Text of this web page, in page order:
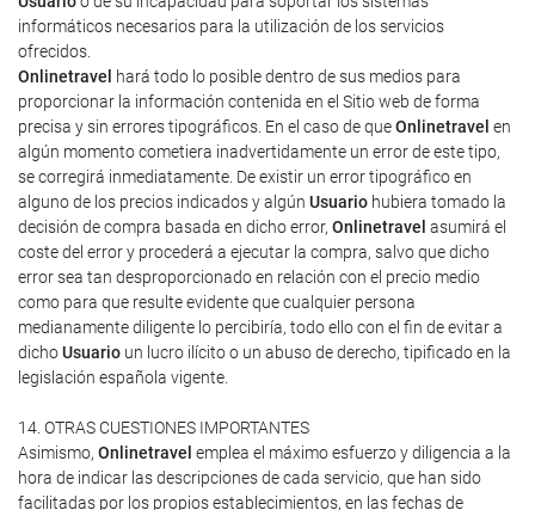
informáticos necesarios para la utilización de los servicios
ofrecidos.
Onlinetravel
hará todo lo posible dentro de sus medios para
proporcionar la información contenida en el Sitio web de forma
precisa y sin errores tipográficos. En el caso de queOnlinetravel en
algún momento cometiera inadvertidamente un error de este tipo,
se corregirá inmediatamente. De existir un error tipográfico en
alguno de los precios indicados y algún Usuario hubiera tomado la
decisión de compra basada en dicho error, Onlinetravel asumirá el
coste del error y procederá a ejecutar la compra, salvo que dicho
error sea tan desproporcionado en relación con el precio medio
como para que resulte evidente que cualquier persona
medianamente diligente lo percibiría, todo ello con el fin de evitar a
dichoUsuario un lucro ilícito o un abuso de derecho, tipificado en la
legislación española vigente.
14. OTRAS CUESTIONES IMPORTANTES
Asimismo, Onlinetravel emplea el máximo esfuerzo y diligencia a la
hora de indicar las descripciones de cada servicio, que han sido
facilitadas por los propios establecimientos, en las fechas de